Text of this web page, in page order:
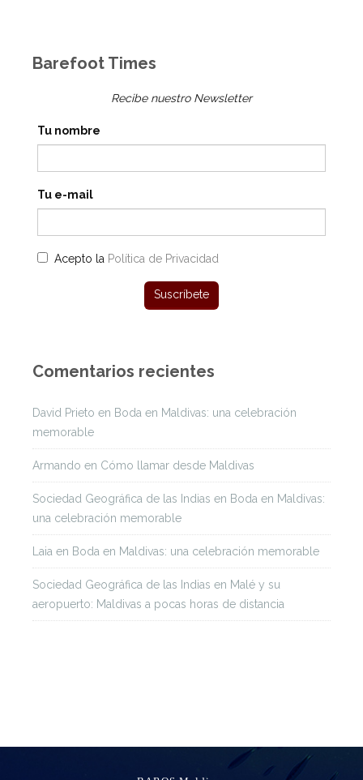
Barefoot Times
Recibe nuestro Newsletter
Tu nombre
Tu e-mail
Acepto la Política de Privacidad
Comentarios recientes
David Prieto en Boda en Maldivas: una celebración
memorable
Armando en Cómo llamar desde Maldivas
Sociedad Geográfica de las Indias en Boda en Maldivas:
una celebración memorable
Laia en Boda en Maldivas: una celebración memorable
Sociedad Geográfica de las Indias en Malé y su
aeropuerto: Maldivas a pocas horas de distancia